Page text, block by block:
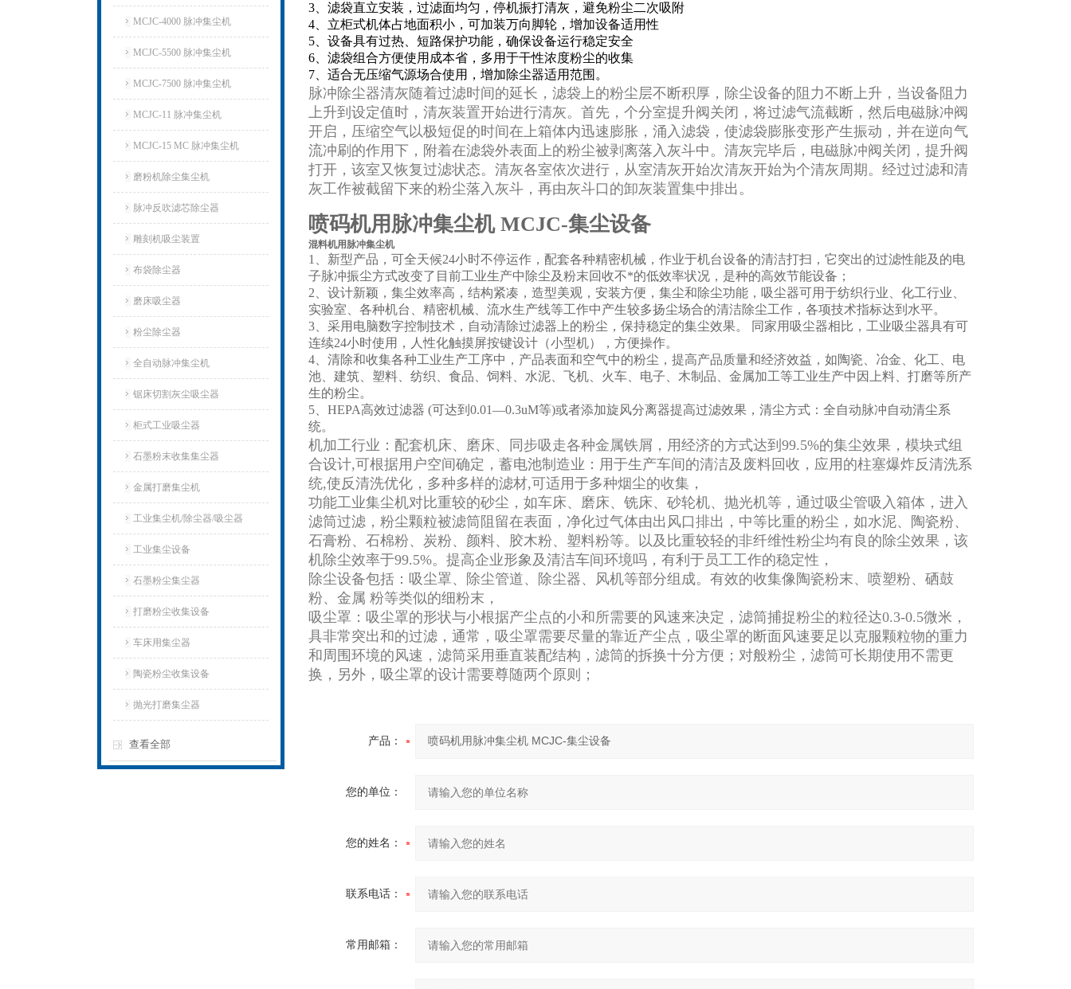
MCJC-4000 脉冲集尘机
MCJC-5500 脉冲集尘机
MCJC-7500 脉冲集尘机
MCJC-11 脉冲集尘机
MCJC-15 MC 脉冲集尘机
磨粉机除尘集尘机
脉冲反吹滤芯除尘器
雕刻机吸尘装置
布袋除尘器
磨床吸尘器
粉尘除尘器
全自动脉冲集尘机
锯床切割灰尘吸尘器
柜式工业吸尘器
石墨粉末收集集尘器
金属打磨集尘机
工业集尘机/除尘器/吸尘器
工业集尘设备
石墨粉尘集尘器
打磨粉尘收集设备
车床用集尘器
陶瓷粉尘收集设备
抛光打磨集尘器
查看全部
3、滤袋直立安装，过滤面均匀，停机振打清灰，避免粉尘二次吸附
4、立柜式机体占地面积小，可加装万向脚轮，增加设备适用性
5、设备具有过热、短路保护功能，确保设备运行稳定安全
6、滤袋组合方便使用成本省，多用于干性浓度粉尘的收集
7、适合无压缩气源场合使用，增加除尘器适用范围。
脉冲除尘器清灰随着过滤时间的延长，滤袋上的粉尘层不断积厚，除尘设备的阻力不断上升，当设备阻力
上升到设定值时，清灰装置开始进行清灰。首先，个分室提升阀关闭，将过滤气流截断，然后电磁脉冲阀
开启，压缩空气以极短促的时间在上箱体内迅速膨胀，涌入滤袋，使滤袋膨胀变形产生振动，并在逆向气
流冲刷的作用下，附着在滤袋外表面上的粉尘被剥离落入灰斗中。清灰完毕后，电磁脉冲阀关闭，提升阀
打开，该室又恢复过滤状态。清灰各室依次进行，从室清灰开始次清灰开始为个清灰周期。经过过滤和清
灰工作被截留下来的粉尘落入灰斗，再由灰斗口的卸灰装置集中排出。
喷码机用脉冲集尘机 MCJC-集尘设备
混料机用脉冲集尘机
1、新型产品，可全天候24小时不停运作，配套各种精密机械，作业于机台设备的清洁打扫，它突出的过滤性能及的电
子脉冲振尘方式改变了目前工业生产中除尘及粉末回收不*的低效率状况，是种的高效节能设备；
2、设计新颖，集尘效率高，结构紧凑，造型美观，安装方便，集尘和除尘功能，吸尘器可用于纺织行业、化工行业、
实验室、各种机台、精密机械、流水生产线等工作中产生较多扬尘场合的清洁除尘工作，各项技术指标达到水平。
3、采用电脑数字控制技术，自动清除过滤器上的粉尘，保持稳定的集尘效果。 同家用吸尘器相比，工业吸尘器具有可
连续24小时使用，人性化触摸屏按键设计（小型机），方便操作。
4、清除和收集各种工业生产工序中，产品表面和空气中的粉尘，提高产品质量和经济效益，如陶瓷、冶金、化工、电
池、建筑、塑料、纺织、食品、饲料、水泥、飞机、火车、电子、木制品、金属加工等工业生产中因上料、打磨等所产
生的粉尘。
5、HEPA高效过滤器 (可达到0.01—0.3uM等)或者添加旋风分离器提高过滤效果，清尘方式：全自动脉冲自动清尘系
统。
机加工行业：配套机床、磨床、同步吸走各种金属铁屑，用经济的方式达到99.5%的集尘效果，模块式组
合设计,可根据用户空间确定，蓄电池制造业：用于生产车间的清洁及废料回收，应用的柱塞爆炸反清洗系
统,使反清洗优化，多种多样的滤材,可适用于多种烟尘的收集，
功能工业集尘机对比重较的砂尘，如车床、磨床、铣床、砂轮机、抛光机等，通过吸尘管吸入箱体，进入
滤筒过滤，粉尘颗粒被滤筒阻留在表面，净化过气体由出风口排出，中等比重的粉尘，如水泥、陶瓷粉、
石膏粉、石棉粉、炭粉、颜料、胶木粉、塑料粉等。以及比重较轻的非纤维性粉尘均有良的除尘效果，该
机除尘效率于99.5%。提高企业形象及清洁车间环境吗，有利于员工工作的稳定性，
除尘设备包括：吸尘罩、除尘管道、除尘器、风机等部分组成。有效的收集像陶瓷粉末、喷塑粉、硒鼓
粉、金属 粉等类似的细粉末，
吸尘罩：吸尘罩的形状与小根据产尘点的小和所需要的风速来决定，滤筒捕捉粉尘的粒径达0.3-0.5微米，
具非常突出和的过滤，通常，吸尘罩需要尽量的靠近产尘点，吸尘罩的断面风速要足以克服颗粒物的重力
和周围环境的风速，滤筒采用垂直装配结构，滤筒的拆换十分方便；对般粉尘，滤筒可长期使用不需更
换，另外，吸尘罩的设计需要尊随两个原则；
产品：
您的单位：
您的姓名：
联系电话：
常用邮箱：